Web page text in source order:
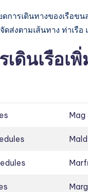
การเดินทางของเรือข
ส่งตามเส้นทาง ท่าเรือ
ดินเรือเพิ่
Mag